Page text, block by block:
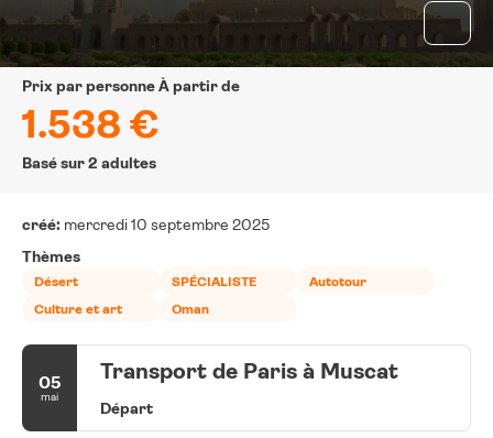
prix par personne À partir de
1.538 €
Basé sur 2 adultes
créé: mercredi 10 septembre 2025
Thèmes
Désert SPÉCIALISTE
Autotour
Culture et art
Oman
05
mai
Transport de Paris à Muscat
Départ